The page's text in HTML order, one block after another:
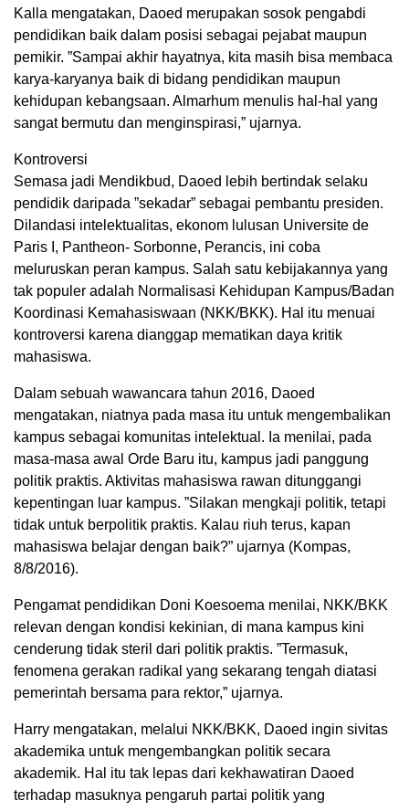
Kalla mengatakan, Daoed merupakan sosok pengabdi
pendidikan baik dalam posisi sebagai pejabat maupun
pemikir. ”Sampai akhir hayatnya, kita masih bisa membaca
karya-karyanya baik di bidang pendidikan maupun
kehidupan kebangsaan. Almarhum menulis hal-hal yang
sangat bermutu dan menginspirasi,” ujarnya.
Kontroversi
Semasa jadi Mendikbud, Daoed lebih bertindak selaku
pendidik daripada ”sekadar” sebagai pembantu presiden.
Dilandasi intelektualitas, ekonom lulusan Universite de
Paris I, Pantheon- Sorbonne, Perancis, ini coba
meluruskan peran kampus. Salah satu kebijakannya yang
tak populer adalah Normalisasi Kehidupan Kampus/Badan
Koordinasi Kemahasiswaan (NKK/BKK). Hal itu menuai
kontroversi karena dianggap mematikan daya kritik
mahasiswa.
Dalam sebuah wawancara tahun 2016, Daoed
mengatakan, niatnya pada masa itu untuk mengembalikan
kampus sebagai komunitas intelektual. Ia menilai, pada
masa-masa awal Orde Baru itu, kampus jadi panggung
politik praktis. Aktivitas mahasiswa rawan ditunggangi
kepentingan luar kampus. ”Silakan mengkaji politik, tetapi
tidak untuk berpolitik praktis. Kalau riuh terus, kapan
mahasiswa belajar dengan baik?” ujarnya (Kompas,
8/8/2016).
Pengamat pendidikan Doni Koesoema menilai, NKK/BKK
relevan dengan kondisi kekinian, di mana kampus kini
cenderung tidak steril dari politik praktis. ”Termasuk,
fenomena gerakan radikal yang sekarang tengah diatasi
pemerintah bersama para rektor,” ujarnya.
Harry mengatakan, melalui NKK/BKK, Daoed ingin sivitas
akademika untuk mengembangkan politik secara
akademik. Hal itu tak lepas dari kekhawatiran Daoed
terhadap masuknya pengaruh partai politik yang